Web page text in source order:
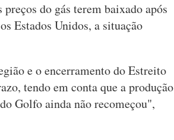
do gás terem baixado após
Estados Unidos, a situação
e o encerramento do Estreito
tendo em conta que a produção
Golfo ainda não recomeçou",